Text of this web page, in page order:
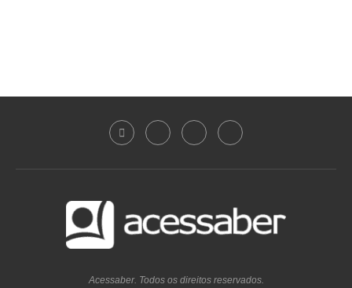
Acessaber. Todos os direitos reservados.